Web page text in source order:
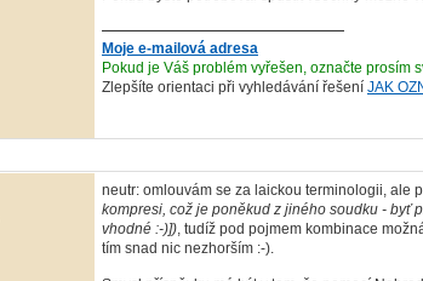
Moje e-mailová adresa
Pokud je Váš problém vyřešen, označte prosím
Zlepšíte orientaci při vyhledávání řešení JAK
neutr: omlouvám se za laickou terminologii, ale
kompresi, což je poněkud z jiného soudku - byť
vhodné :-)]), tudíž pod pojmem kombinace
tím snad nic nezhorším :-).